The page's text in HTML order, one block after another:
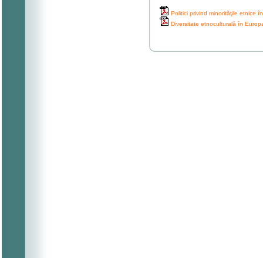
Politici privind minorităţile etnice
Diversitate etnoculturală în